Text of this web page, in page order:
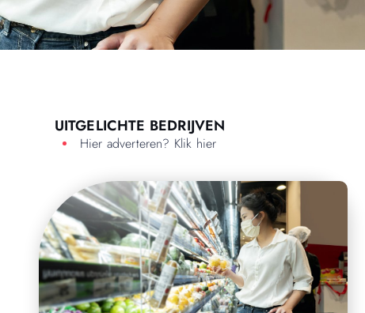
UITGELICHTE BEDRIJVEN
Hier adverteren? Klik hier